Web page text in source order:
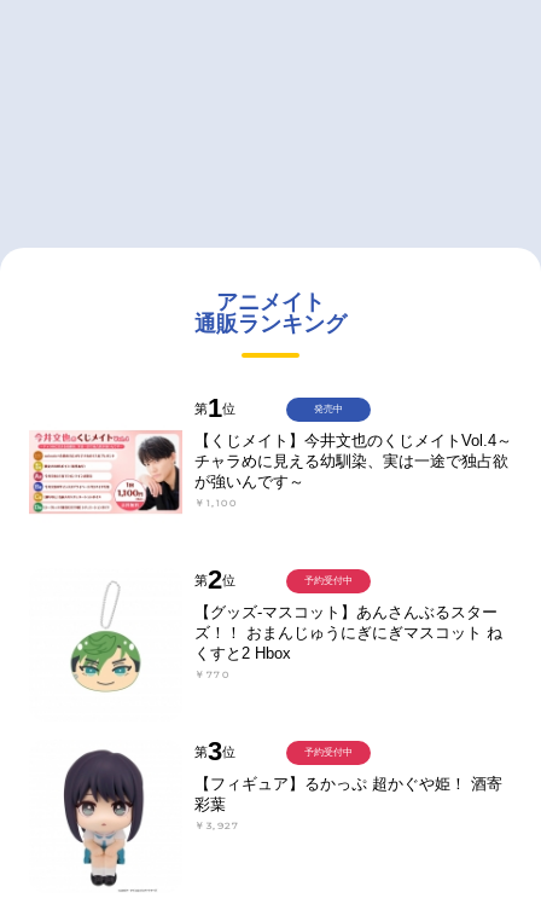
アニメイト
通販ランキング
第1位
【くじメイト】今井文也のくじメイトVol.4～
チャラめに見える幼馴染、実は一途で独占欲
が強いんです～
￥1,100
発売中
第2位
【グッズ-マスコット】あんさんぶるスター
ズ！！ おまんじゅうにぎにぎマスコット ね
くすと2 Hbox
￥770
予約受付中
第3位
【フィギュア】るかっぷ 超かぐや姫！ 酒寄
彩葉
￥3,927
予約受付中